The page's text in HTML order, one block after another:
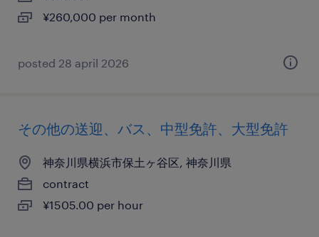
¥260,000 per month
posted 28 april 2026
その他の送迎、バス、中型免許、大型免許
神奈川県横浜市保土ヶ谷区, 神奈川県
contract
¥1505.00 per hour